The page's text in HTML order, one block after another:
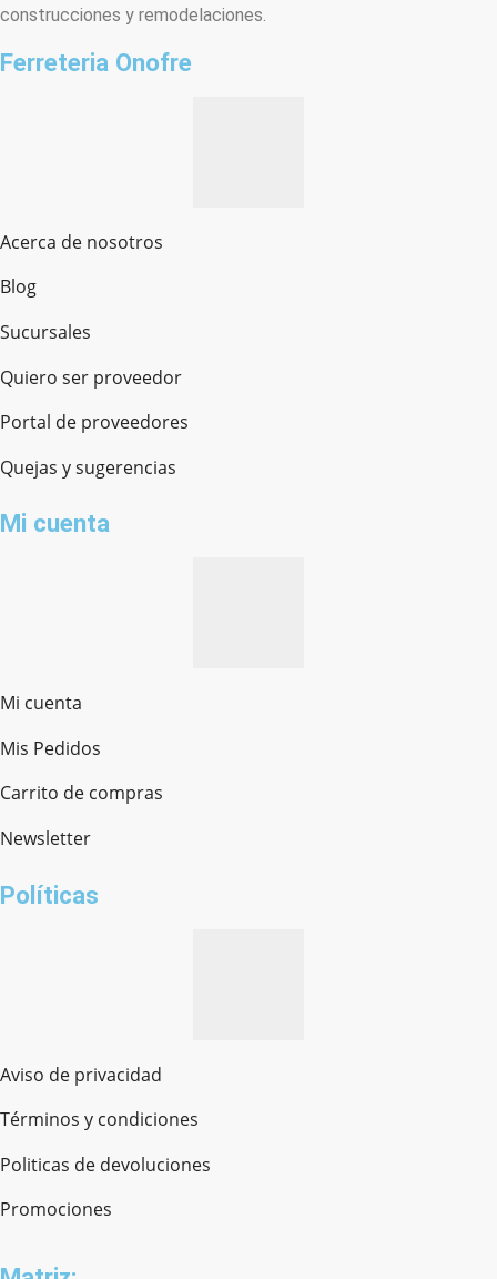
construcciones y remodelaciones.
Ferreteria Onofre
Acerca de nosotros
Blog
Sucursales
Quiero ser proveedor
Portal de proveedores
Quejas y sugerencias
Mi cuenta
Mi cuenta
Mis Pedidos
Carrito de compras
Newsletter
Políticas
Aviso de privacidad
Términos y condiciones
Politicas de devoluciones
Promociones